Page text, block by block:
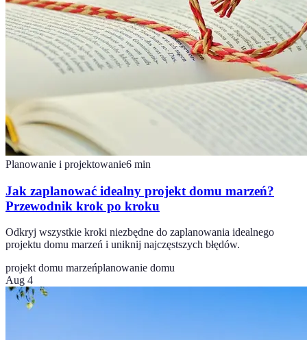
Planowanie i projektowanie6 min
Jak zaplanować idealny projekt domu marzeń?
Przewodnik krok po kroku
Odkryj wszystkie kroki niezbędne do zaplanowania idealnego
projektu domu marzeń i uniknij najczęstszych błędów.
projekt domu marzeńplanowanie domu
Aug 4